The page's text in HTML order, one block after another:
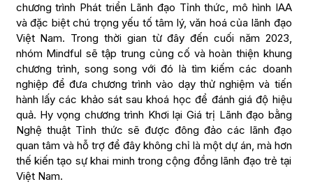
chương trình Phát triển Lãnh đạo Tỉnh thức, mô hình IAA
và đặc biệt chú trọng yếu tố tâm lý, văn hoá của lãnh đạo
Việt Nam. Trong thời gian từ đây đến cuối năm 2023,
nhóm Mindful sẽ tập trung củng cố và hoàn thiện khung
chương trình, song song với đó là tìm kiếm các doanh
nghiệp để đưa chương trình vào dạy thử nghiệm và tiến
hành lấy các khảo sát sau khoá học để đánh giá độ hiệu
quả. Hy vọng chương trình Khơi lại Giá trị Lãnh đạo bằng
Nghệ thuật Tỉnh thức sẽ được đông đảo các lãnh đạo
quan tâm và hỗ trợ để đây không chỉ là một dự án, mà hơn
thế kiến tạo sự khai minh trong cộng đồng lãnh đạo trẻ tại
Việt Nam.